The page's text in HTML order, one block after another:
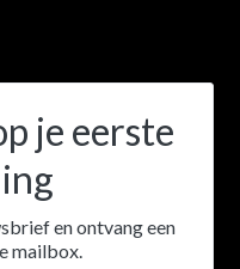
je eerste
en ontvang een
mailbox.